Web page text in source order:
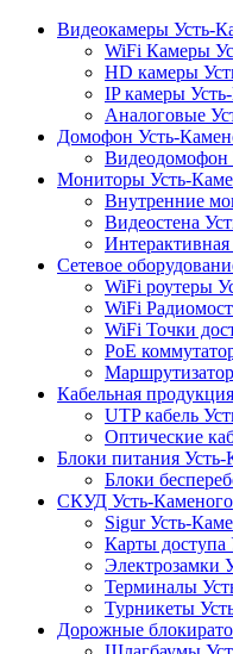
Видеокамеры Усть-
WiFi Камеры
HD камеры
IP камеры
Аналоговые
Домофон Усть-
Видеодомофон
Мониторы Усть-
Внутренние
Видеостена
Сетевое
WiFi роутеры
WiFi
WiFi Точки
PoE
Кабельная
UTP кабель
Оптические
Блоки питания Усть-
Блоки
СКУД Усть-
Sigur Усть-
Карты доступа
Электрозамки
Терминалы
Турникеты
Дорожные